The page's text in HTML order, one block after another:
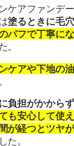
ケアファンデ
塗るときに毛
パフで丁寧に
。
ケアや下地の
負担がかからず
も安心して使
が経つとツヤ
た。